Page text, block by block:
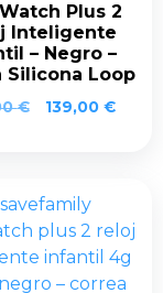
Plus 2
Inteligente
– Negro –
Silicona Loop
€
El
159,00 €.
139,00 €El